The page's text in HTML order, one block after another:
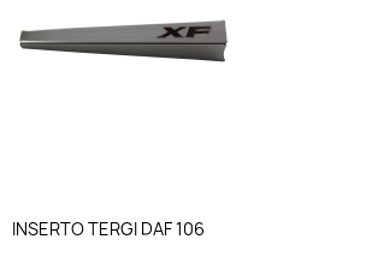
INSERTO TERGI DAF 106